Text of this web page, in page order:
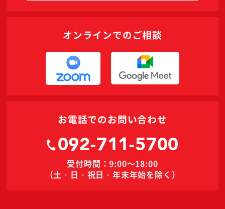
オンラインでのご相談
お電話でのお問い合わせ
092-711-5700
受付時間：9:00～18:00
（土・日・祝日・年末年始を除く）